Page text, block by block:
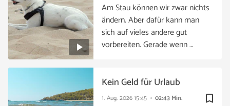
Am Stau können wir zwar nichts
ändern. Aber dafür kann man
sich auf vieles andere gut
vorbereiten. Gerade wenn …
bookmark_border
1. Aug. 202615:45 02:43 Min.
Kein Geld für Urlaub